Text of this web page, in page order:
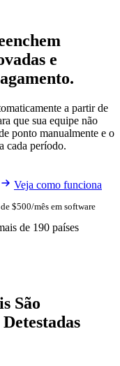
e
a partir de
que sua equipe não
ponto manualmente e o
cada período.
Veja como funciona
$500/mês em software
de 190 países
São